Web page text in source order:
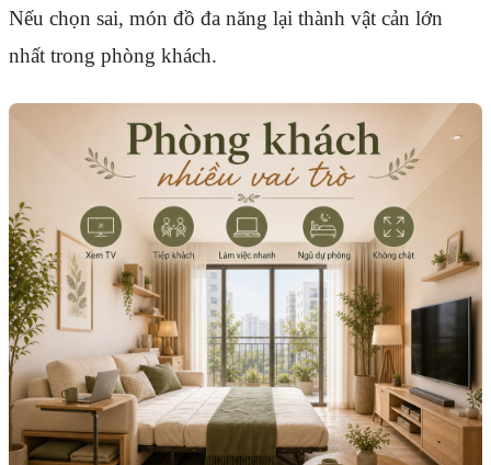
Nếu chọn sai, món đồ đa năng lại thành vật cản lớn
nhất trong phòng khách.